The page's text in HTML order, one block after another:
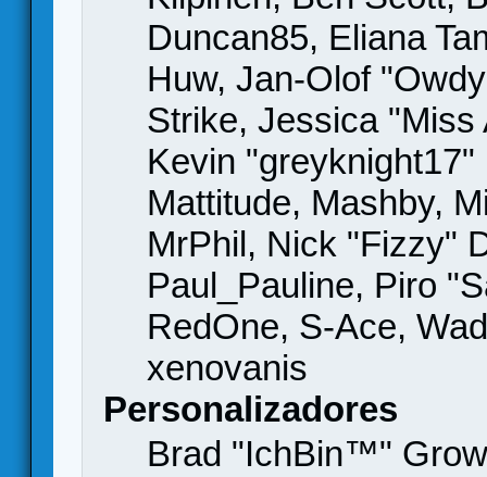
Duncan85, Eliana
Huw, Jan-Olof
Strike, Jessica
Kevin
Mattitude, Mashby,
MrPhil, Nick "Fizzy"
Paul_Pauline, Piro
RedOne, S-Ace,
xenovanis
Personalizadores
Brad "IchBin™"